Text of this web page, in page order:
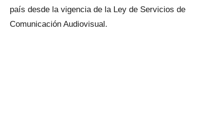
país desde la vigencia de la Ley de Servicios de
Comunicación Audiovisual.